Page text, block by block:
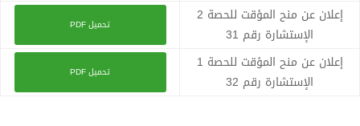
إعلان عن منح المؤقت للحصة 2
الإستشارة رقم 31
تحميل PDF
إعلان عن منح المؤقت للحصة 1
الإستشارة رقم 32
تحميل PDF